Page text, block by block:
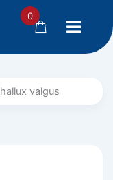
hallux valgus
0